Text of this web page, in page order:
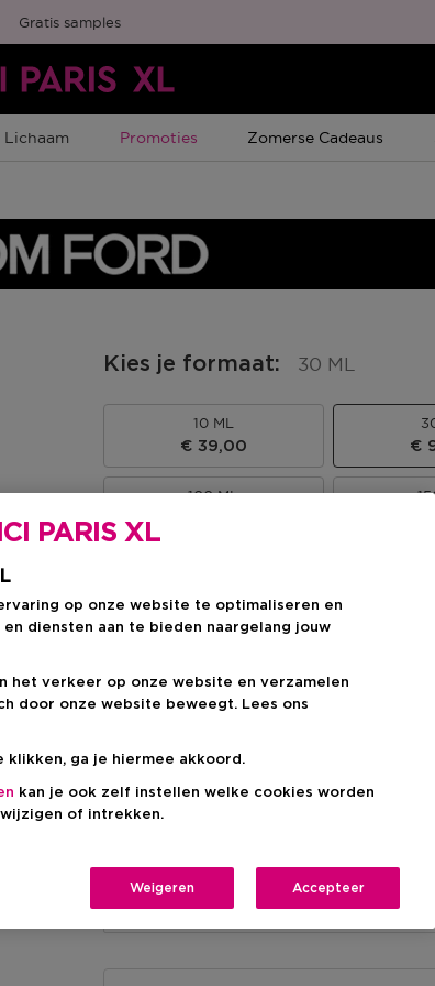
Gratis samples
Lichaam Tijdelijke Promotie
Promoties Tijdelijke Promotie
Zomerse Cadeaus
Kies je formaat: 30 ML
10 ML
€ 39,00 €
100 ML
€
€ 97,00
IN
Ophalen in een winkel nabij jou.
Selecteer een winkel
ICI PARIS XL
op onze website te optimaliseren en
diensten aan te bieden naargelang jouw
het verkeer op onze website en verzamelen
door onze website beweegt. Lees ons
klikken, ga je hiermee akkoord.
kan je ook zelf instellen welke cookies worden
of intrekken.
Weigeren Accepteer